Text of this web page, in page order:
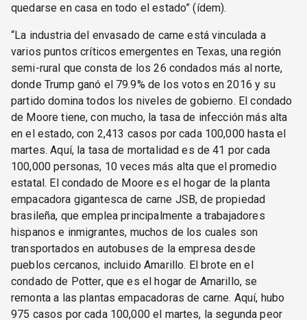
quedarse en casa en todo el estado” (ídem).
“La industria del envasado de carne está vinculada a
varios puntos críticos emergentes en Texas, una región
semi-rural que consta de los 26 condados más al norte,
donde Trump ganó el 79.9% de los votos en 2016 y su
partido domina todos los niveles de gobierno. El condado
de Moore tiene, con mucho, la tasa de infección más alta
en el estado, con 2,413 casos por cada 100,000 hasta el
martes. Aquí, la tasa de mortalidad es de 41 por cada
100,000 personas, 10 veces más alta que el promedio
estatal. El condado de Moore es el hogar de la planta
empacadora gigantesca de carne JSB, de propiedad
brasileña, que emplea principalmente a trabajadores
hispanos e inmigrantes, muchos de los cuales son
transportados en autobuses de la empresa desde
pueblos cercanos, incluido Amarillo. El brote en el
condado de Potter, que es el hogar de Amarillo, se
remonta a las plantas empacadoras de carne. Aquí, hubo
975 casos por cada 100,000 el martes, la segunda peor